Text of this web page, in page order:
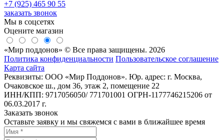
+7 (925) 465 90 55
заказать звонок
Мы в соцсетях
Оцените магазин
«Мир поддонов» © Все права защищены. 2026
Политика конфиденциальности Пользовательское соглашение
Карта сайта
Реквизиты: ООО «Мир Поддонов». Юр. адрес: г. Москва,
Очаковское ш., дом 36, этаж 2, помещение 22
ИНН/КПП: 9717056050/ 771701001 ОГРН-1177746215206 от
06.03.2017 г.
Заказать звонок
Оставьте заявку и мы свяжемся с вами в ближайшее время